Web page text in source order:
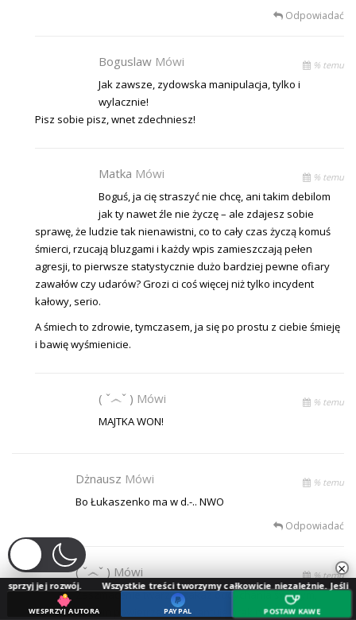
Odpowiadać
Boguslaw Mówi % temu
Jak zawsze, zydowska manipulacja, tylko i
wylacznie!
Pisz sobie pisz, wnet zdechniesz!
Matka Mówi % temu
Boguś, ja cię straszyć nie chcę, ani takim debilom
jak ty nawet źle nie życzę – ale zdajesz sobie
sprawę, że ludzie tak nienawistni, co to cały czas życzą komuś
śmierci, rzucają bluzgami i każdy wpis zamieszczają pełen
agresji, to pierwsze statystycznie dużo bardziej pewne ofiary
zawałów czy udarów? Grozi ci coś więcej niż tylko incydent
kałowy, serio.
A śmiech to zdrowie, tymczasem, ja się po prostu z ciebie śmieję
i bawię wyśmienicie.
( ˇ෴ˇ ) Mówi % temu
MAJTKA WON!
Dżnausz Mówi % temu
Bo Łukaszenko ma w d.-.. NWO
Odpowiadać
( ˇ෴ˇ ) Mówi % temu
Zaszmacenie twarzy i zakaz oddychania świeżym,
pełnym powietrzem gwarantuje brak naturalnej
×
Wszystkie treści tworzymy całkowicie niezależnie. Jeśli doceniasz
WESPRZYJ AUTORA PAYPAL POSTAW KAWĘ